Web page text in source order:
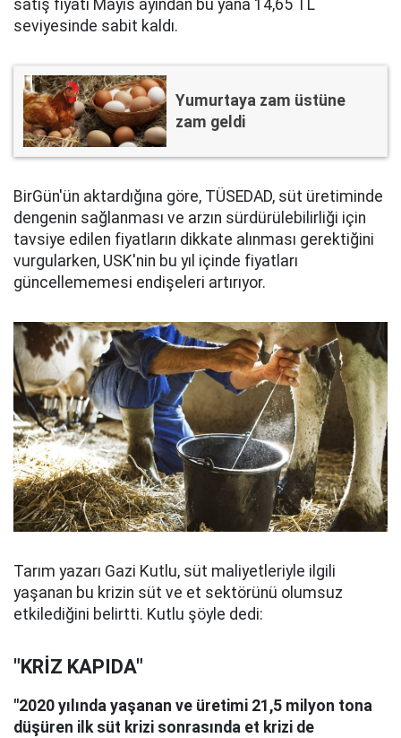
satış fiyatı Mayıs ayından bu yana 14,65 TL
seviyesinde sabit kaldı.
Yumurtaya zam üstüne
zam geldi
BirGün'ün aktardığına göre, TÜSEDAD, süt üretiminde
dengenin sağlanması ve arzın sürdürülebilirliği için
tavsiye edilen fiyatların dikkate alınması gerektiğini
vurgularken, USK'nin bu yıl içinde fiyatları
güncellememesi endişeleri artırıyor.
Tarım yazarı Gazi Kutlu, süt maliyetleriyle ilgili
yaşanan bu krizin süt ve et sektörünü olumsuz
etkilediğini belirtti. Kutlu şöyle dedi:
"KRİZ KAPIDA"
"2020 yılında yaşanan ve üretimi 21,5 milyon tona
düşüren ilk süt krizi sonrasında et krizi de